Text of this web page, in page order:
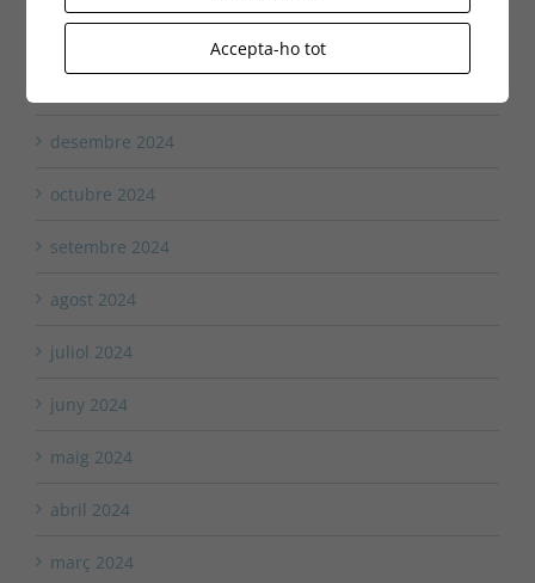
desembre 2024
octubre 2024
setembre 2024
agost 2024
juliol 2024
juny 2024
maig 2024
abril 2024
març 2024
Accepta-ho tot